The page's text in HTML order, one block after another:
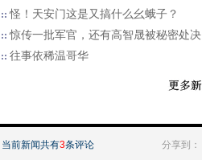
怪！天安门这是又搞什么幺蛾子？
惊传一批军官，还有高智晟被秘密处决
往事依稀温哥华
当前新闻共有3条评论 分享到：